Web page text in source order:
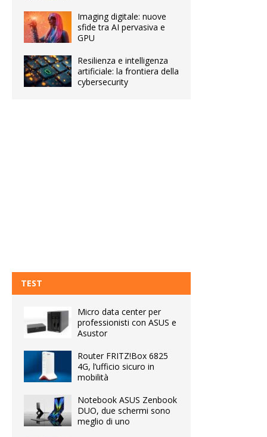
Imaging digitale: nuove
sfide tra AI pervasiva e
GPU
Resilienza e intelligenza
artificiale: la frontiera della
cybersecurity
TEST
Micro data center per
professionisti con ASUS e
Asustor
Router FRITZ!Box 6825
4G, l’ufficio sicuro in
mobilità
Notebook ASUS Zenbook
DUO, due schermi sono
meglio di uno